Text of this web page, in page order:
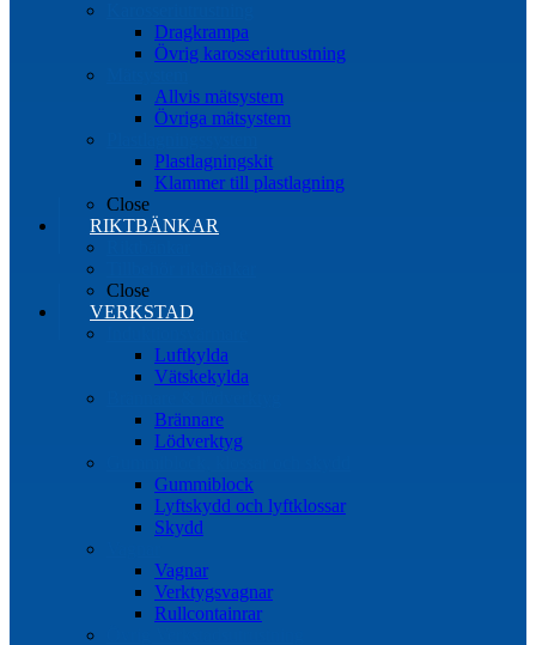
Dragkrampa
Övrig karosseriutrustning
Allvis mätsystem
Övriga mätsystem
Plastlagningskit
Klammer till plastlagning
Close
RIKTBÄNKAR
Close
VERKSTAD
Luftkylda
Vätskekylda
Brännare
Lödverktyg
Gummiblock
Lyftskydd och lyftklossar
Skydd
Vagnar
Verktygsvagnar
Rullcontainrar